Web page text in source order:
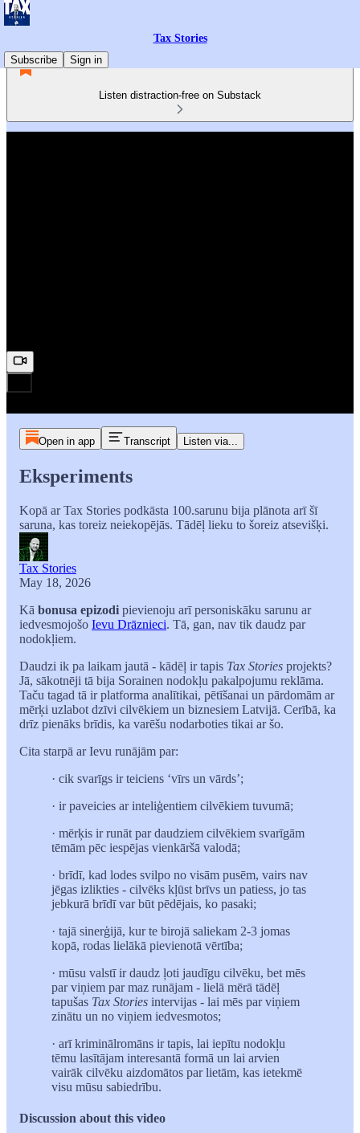
Tax Stories
Subscribe
Sign in
Listen distraction-free on Substack
Open in app Transcript Listen via...
Eksperiments
Kopā ar Tax Stories podkāsta 100.sarunu bija plānota arī šī
saruna, kas toreiz neiekopējās. Tādēļ lieku to šoreiz atsevišķi.
Tax Stories
May 18, 2026
Kā bonusa epizodi pievienoju arī personiskāku sarunu ar
iedvesmojošo Ievu Drāznieci. Tā, gan, nav tik daudz par
nodokļiem.
Daudzi ik pa laikam jautā - kādēļ ir tapis Tax Stories projekts?
Jā, sākotnēji tā bija Sorainen nodokļu pakalpojumu reklāma.
Taču tagad tā ir platforma analītikai, pētīšanai un pārdomām ar
mērķi uzlabot dzīvi cilvēkiem un biznesiem Latvijā. Cerībā, ka
drīz pienāks brīdis, ka varēšu nodarboties tikai ar šo.
Cita starpā ar Ievu runājām par:
· cik svarīgs ir teiciens ‘vīrs un vārds’;
· ir paveicies ar inteliģentiem cilvēkiem tuvumā;
· mērķis ir runāt par daudziem cilvēkiem svarīgām
tēmām pēc iespējas vienkāršā valodā;
· brīdī, kad lodes svilpo no visām pusēm, vairs nav
jēgas izlikties - cilvēks kļūst brīvs un patiess, jo tas
jebkurā brīdī var būt pēdējais, ko pasaki;
· tajā sinerģijā, kur te birojā saliekam 2-3 jomas
kopā, rodas lielākā pievienotā vērtība;
· mūsu valstī ir daudz ļoti jaudīgu cilvēku, bet mēs
par viņiem par maz runājam - lielā mērā tādēļ
tapušas Tax Stories intervijas - lai mēs par viņiem
zinātu un no viņiem iedvesmotos;
· arī kriminālromāns ir tapis, lai iepītu nodokļu
tēmu lasītājam interesantā formā un lai arvien
vairāk cilvēku aizdomātos par lietām, kas ietekmē
visu mūsu sabiedrību.
Discussion about this video